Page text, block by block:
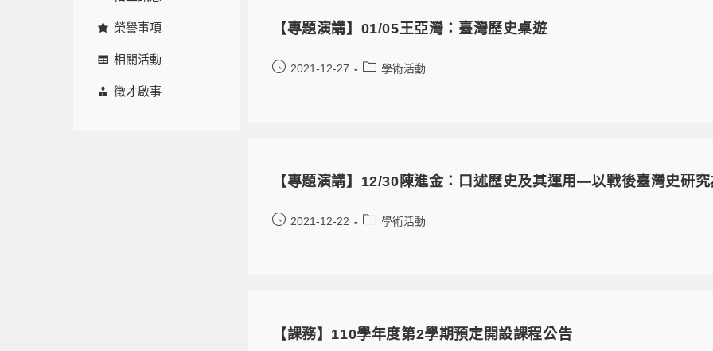
榮譽事項
相關活動
徵才啟事
【專題演講】01/05王亞灣：臺灣歷史桌遊
2021-12-27 學術活動
【專題演講】12/30陳進金：口述歷史及其運用—以戰後臺灣史研
2021-12-22 學術活動
【課務】110學年度第2學期預定開設課程公告